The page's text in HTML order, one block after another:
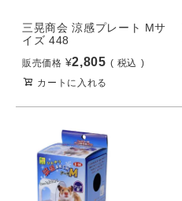
三晃商会 涼感プレート Mサ
イズ 448
販売価格 ¥2,805
税込
カートに入れる